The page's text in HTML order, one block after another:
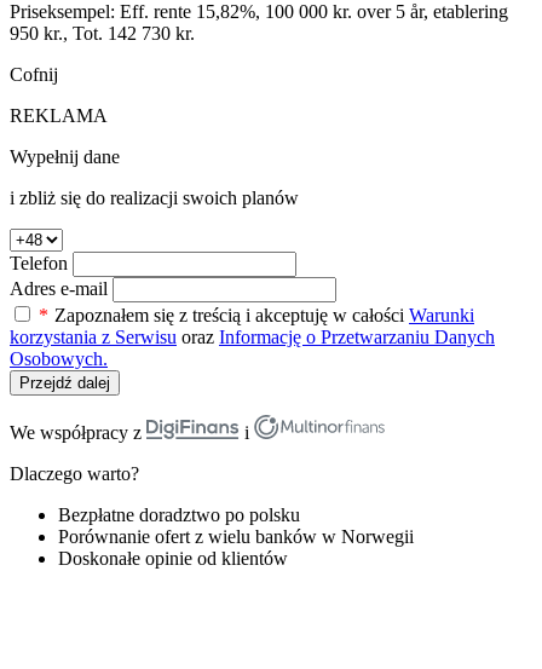
Priseksempel: Eff. rente 15,82%, 100 000 kr. over 5 år, etablering
950 kr., Tot. 142 730 kr.
Cofnij
REKLAMA
Wypełnij dane
i zbliż się do realizacji swoich planów
Telefon
Adres e-mail
* Zapoznałem się z treścią i akceptuję w całości Warunki
korzystania z Serwisu oraz Informację o Przetwarzaniu Danych
Osobowych.
Przejdź dalej
We współpracy z
i
Dlaczego warto?
Bezpłatne doradztwo po polsku
Porównanie ofert z wielu banków w Norwegii
Doskonałe opinie od klientów